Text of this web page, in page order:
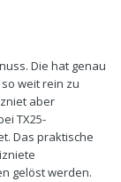
Die hat genau
weit rein zu
aber
TX25-
Das praktische
gelöst werden.